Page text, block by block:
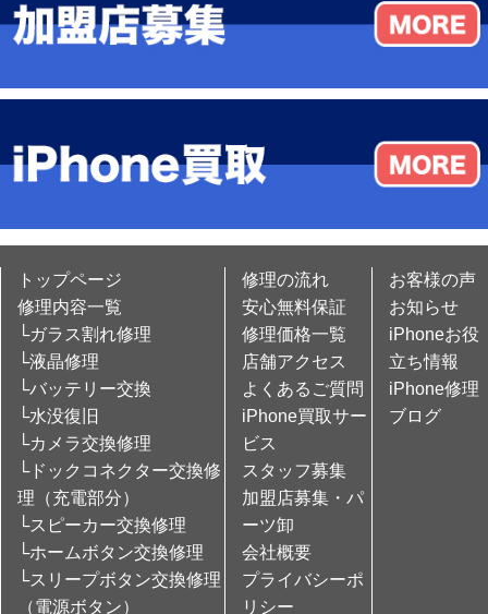
トップページ
修理内容一覧
└ガラス割れ修理
└液晶修理
└バッテリー交換
└水没復旧
└カメラ交換修理
└ドックコネクター交換修
理（充電部分）
└スピーカー交換修理
└ホームボタン交換修理
└スリープボタン交換修理
（電源ボタン）
修理の流れ
安心無料保証
修理価格一覧
店舗アクセス
よくあるご質問
iPhone買取サー
ビス
スタッフ募集
加盟店募集・パ
ーツ卸
会社概要
プライバシーポ
リシー
お客様の声
お知らせ
iPhoneお役
立ち情報
iPhone修理
ブログ